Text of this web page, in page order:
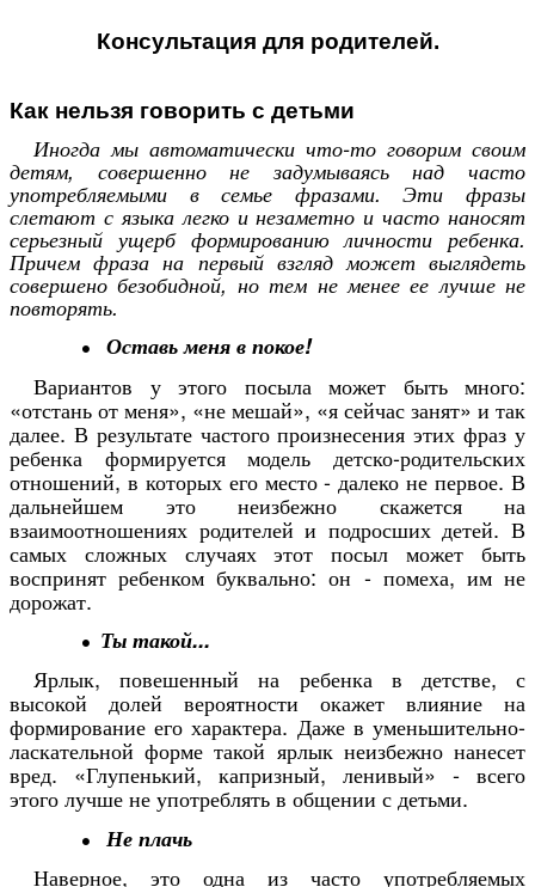
Консультация для родителей.
Как нельзя говорить с детьми
Иногда мы автоматически что-то говорим своим
детям, совершенно не задумываясь над часто
употребляемыми в семье фразами. Эти фразы
слетают с языка легко и незаметно и часто наносят
серьезный ущерб формированию личности ребенка.
Причем фраза на первый взгляд может выглядеть
совершено безобидной, но тем не менее ее лучше не
повторять.
Оставь меня в покое!
Вариантов у этого посыла может быть много:
«отстань от меня», «не мешай», «я сейчас занят» и так
далее. В результате частого произнесения этих фраз у
ребенка формируется модель детско-родительских
отношений, в которых его место - далеко не первое. В
дальнейшем это неизбежно скажется на
взаимоотношениях родителей и подросших детей. В
самых сложных случаях этот посыл может быть
воспринят ребенком буквально: он - помеха, им не
дорожат.
Ты такой...
Ярлык, повешенный на ребенка в детстве, с
высокой долей вероятности окажет влияние на
формирование его характера. Даже в уменьшительно-
ласкательной форме такой ярлык неизбежно нанесет
вред. «Глупенький, капризный, ленивый» - всего
этого лучше не употреблять в общении с детьми.
Не плачь
Наверное, это одна из часто употребляемых